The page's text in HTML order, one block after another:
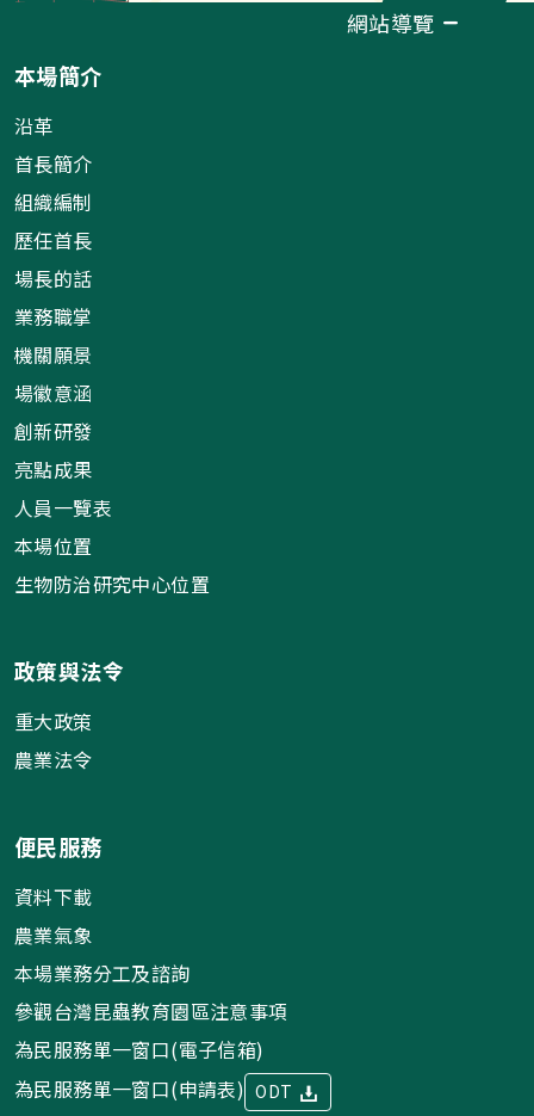
網站導覽
本場簡介
沿革
首長簡介
組織編制
歷任首長
場長的話
業務職掌
機關願景
場徽意涵
創新研發
亮點成果
人員一覽表
本場位置
生物防治研究中心位置
政策與法令
重大政策
農業法令
便民服務
資料下載
農業氣象
本場業務分工及諮詢
參觀台灣昆蟲教育園區注意事項
為民服務單一窗口(電子信箱)
為民服務單一窗口(申請表) ODT